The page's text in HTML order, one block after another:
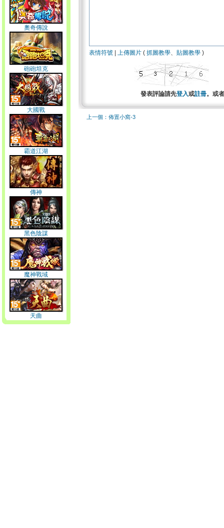
奧奇傳說
砲砲坦克
大國戰
霸道江湖
傳神
黑色陰謀
魔神戰域
天曲
表情符號 上傳圖片 ( 抓圖教學、 貼圖教學 )
發表評論請先登入或註冊。或
上一個：佈置小窩-3